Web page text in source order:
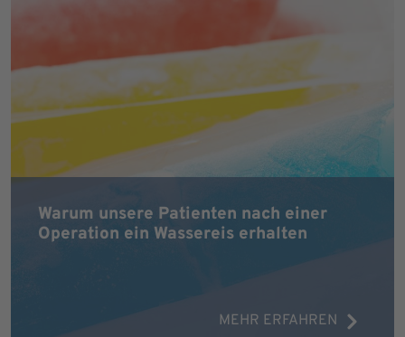
Warum unsere Patienten nach einer
Operation ein Wassereis erhalten
MEHR ERFAHREN